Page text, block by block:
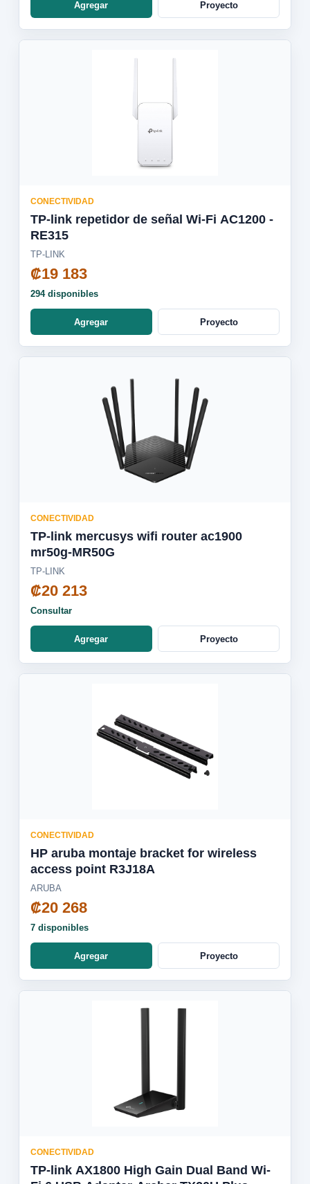
Agregar Proyecto
CONECTIVIDAD
TP-link repetidor de señal Wi-Fi AC1200 -
RE315
TP-LINK
₡19 183
294 disponibles
Agregar Proyecto
CONECTIVIDAD
TP-link mercusys wifi router ac1900
mr50g-MR50G
TP-LINK
₡20 213
Consultar
Agregar Proyecto
CONECTIVIDAD
HP aruba montaje bracket for wireless
access point R3J18A
ARUBA
₡20 268
7 disponibles
Agregar Proyecto
CONECTIVIDAD
TP-link AX1800 High Gain Dual Band Wi-